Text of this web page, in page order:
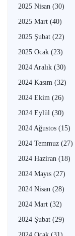
2025 Nisan (30)
2025 Mart (40)
2025 Şubat (22)
2025 Ocak (23)
2024 Aralık (30)
2024 Kasım (32)
2024 Ekim (26)
2024 Eylül (30)
2024 Ağustos (15)
2024 Temmuz (27)
2024 Haziran (18)
2024 Mayıs (27)
2024 Nisan (28)
2024 Mart (32)
2024 Şubat (29)